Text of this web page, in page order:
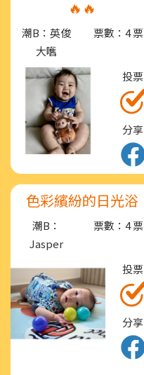
🔥🔥
潮B：英俊
大嚿
票數：4 票
投票
分享
色彩繽紛的日光浴
潮B：
Jasper
票數：4 票
投票
分享